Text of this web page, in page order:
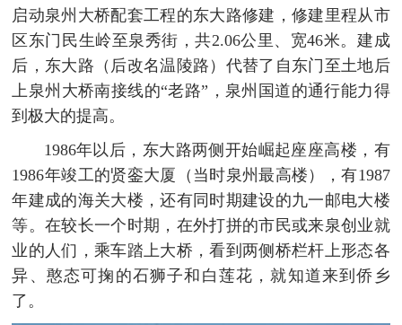
启动泉州大桥配套工程的东大路修建，修建里程从市
区东门民生岭至泉秀街，共2.06公里、宽46米。建成
后，东大路（后改名温陵路）代替了自东门至土地后
上泉州大桥南接线的“老路”，泉州国道的通行能力得
到极大的提高。
1986年以后，东大路两侧开始崛起座座高楼，有
1986年竣工的贤銮大厦（当时泉州最高楼），有1987
年建成的海关大楼，还有同时期建设的九一邮电大楼
等。在较长一个时期，在外打拼的市民或来泉创业就
业的人们，乘车踏上大桥，看到两侧桥栏杆上形态各
异、憨态可掬的石狮子和白莲花，就知道来到侨乡
了。